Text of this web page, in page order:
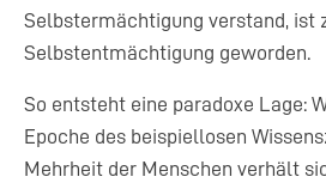
Selbstermächtigung verstand, ist
Selbstentmächtigung geworden.
So entsteht eine paradoxe Lage:
Epoche des beispiellosen
Mehrheit der Menschen verhält